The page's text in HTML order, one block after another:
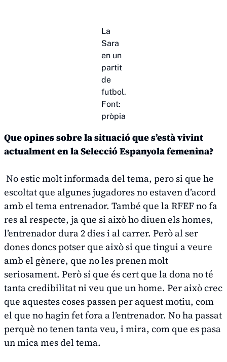
La
Sara
en un
partit
de
futbol.
Font:
pròpia
Que opines sobre la situació que s’està vivint
actualment en la Selecció Espanyola femenina?
No estic molt informada del tema, pero si que he
escoltat que algunes jugadores no estaven d’acord
amb el tema entrenador. També que la RFEF no fa
res al respecte, ja que si això ho diuen els homes,
l’entrenador dura 2 dies i al carrer. Però al ser
dones doncs potser que això si que tingui a veure
amb el gènere, que no les prenen molt
seriosament. Però sí que és cert que la dona no té
tanta credibilitat ni veu que un home. Per això crec
que aquestes coses passen per aquest motiu, com
el que no hagin fet fora a l’entrenador. No ha passat
perquè no tenen tanta veu, i mira, com que es pasa
un mica mes del tema.